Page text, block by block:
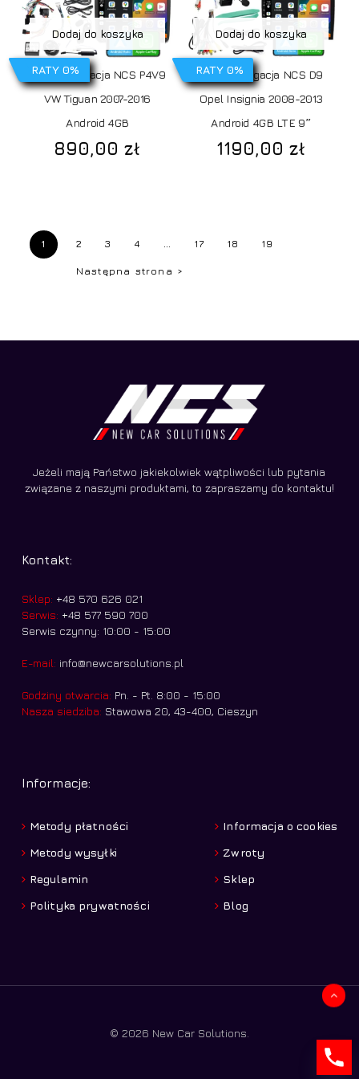
0,00zł
RATY 0%
Dodaj do koszyka
Radio Nawigacja NCS P4V9
VW Tiguan 2007-2016
Android 4GB
890,00zł
RATY 0%
Dodaj do koszyka
Radio Nawigacja NCS D9
Opel Insignia 2008-2013
Android 4GB LTE 9″
1190,00zł
1 2 3 4 … 17 18 19
Następna strona >
Jeżeli mają Państwo jakiekolwiek wątpliwości lub pytania
związane z naszymi produktami, to zapraszamy do kontaktu!
Kontakt:
Sklep: +48 570 626 021
Serwis: +48 577 590 700
Serwis czynny: 10:00 - 15:00
E-mail: info@newcarsolutions.pl
Godziny otwarcia: Pn. - Pt. 8:00 - 15:00
Nasza siedziba: Stawowa 20, 43-400, Cieszyn
Informacje:
Metody płatności
Metody wysyłki
Regulamin
Polityka prywatności
Informacja o cookies
Zwroty
Sklep
Blog
© 2026 New Car Solutions.